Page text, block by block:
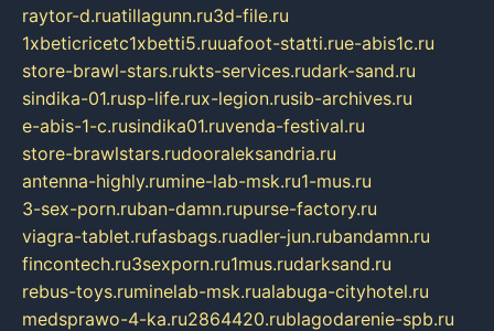
raytor-d.ruatillagunn.ru3d-file.ru
1xbeticricetc1xbetti5.ruuafoot-statti.rue-abis1c.ru
store-brawl-stars.rukts-services.rudark-sand.ru
sindika-01.rusp-life.rux-legion.rusib-archives.ru
e-abis-1-c.rusindika01.ruvenda-festival.ru
store-brawlstars.rudooraleksandria.ru
antenna-highly.rumine-lab-msk.ru1-mus.ru
3-sex-porn.ruban-damn.rupurse-factory.ru
viagra-tablet.rufasbags.ruadler-jun.rubandamn.ru
fincontech.ru3sexporn.ru1mus.rudarksand.ru
rebus-toys.ruminelab-msk.rualabuga-cityhotel.ru
medsprawo-4-ka.ru2864420.rublagodarenie-spb.ru